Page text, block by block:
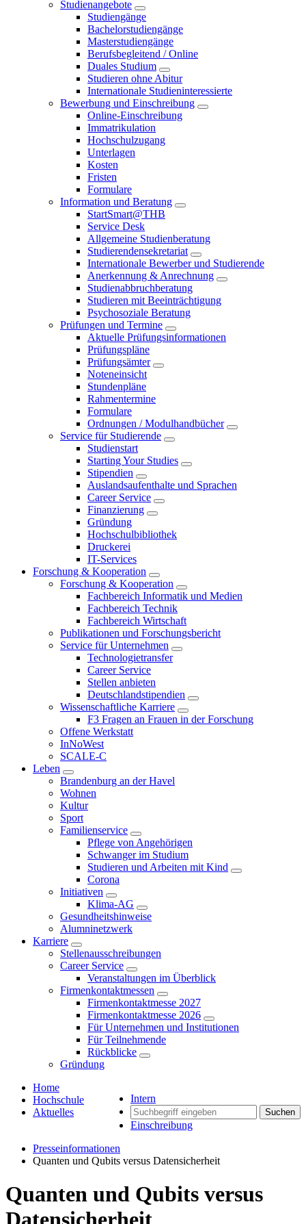
Studienangebote
Studiengänge
Bachelorstudiengänge
Masterstudiengänge
Berufsbegleitend / Online
Duales Studium
Studieren ohne Abitur
Internationale Studieninteressierte
Bewerbung und Einschreibung
Online-Einschreibung
Immatrikulation
Hochschulzugang
Unterlagen
Kosten
Fristen
Formulare
Information und Beratung
StartSmart@THB
Service Desk
Allgemeine Studienberatung
Studierendensekretariat
Internationale Bewerber und Studierende
Anerkennung & Anrechnung
Studienabbruchberatung
Studieren mit Beeinträchtigung
Psychosoziale Beratung
Prüfungen und Termine
Aktuelle Prüfungsinformationen
Prüfungspläne
Prüfungsämter
Noteneinsicht
Stundenpläne
Rahmentermine
Formulare
Ordnungen / Modulhandbücher
Service für Studierende
Studienstart
Starting Your Studies
Stipendien
Auslandsaufenthalte und Sprachen
Career Service
Finanzierung
Gründung
Hochschulbibliothek
Druckerei
IT-Services
Forschung & Kooperation
Forschung & Kooperation
Fachbereich Informatik und Medien
Fachbereich Technik
Fachbereich Wirtschaft
Publikationen und Forschungsbericht
Service für Unternehmen
Technologietransfer
Career Service
Stellen anbieten
Deutschlandstipendien
Wissenschaftliche Karriere
F3 Fragen an Frauen in der Forschung
Offene Werkstatt
InNoWest
SCALE-C
Leben
Brandenburg an der Havel
Wohnen
Kultur
Sport
Familienservice
Pflege von Angehörigen
Schwanger im Studium
Studieren und Arbeiten mit Kind
Corona
Initiativen
Klima-AG
Gesundheitshinweise
Alumninetzwerk
Karriere
Stellenausschreibungen
Career Service
Veranstaltungen im Überblick
Firmenkontaktmessen
Firmenkontaktmesse 2027
Firmenkontaktmesse 2026
Für Unternehmen und Institutionen
Für Teilnehmende
Rückblicke
Gründung
Intern
Suchen
Einschreibung
Home
Hochschule
Aktuelles
Presseinformationen
Quanten und Qubits versus Datensicherheit
Quanten und Qubits versus